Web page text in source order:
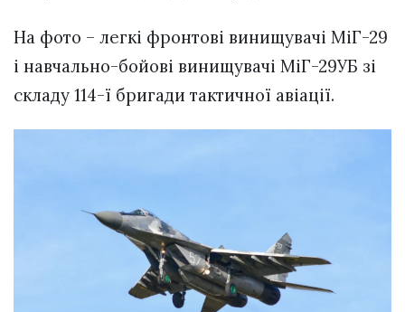
На фото – легкі фронтові винищувачі МіГ-29
і навчально-бойові винищувачі МіГ-29УБ зі
складу 114-ї бригади тактичної авіації.